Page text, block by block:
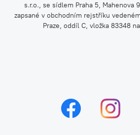
s.r.o., se sídlem Praha 5, Mahenova
zapsané v obchodním rejstříku
Praze, oddíl C, vložka 83348